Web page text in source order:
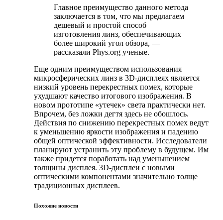
Главное преимущество данного метода
заключается в том, что мы предлагаем
дешевый и простой способ
изготовления линз, обеспечивающих
более широкий угол обзора, —
рассказали Phys.org ученые.
Еще одним преимуществом использования
микросферических линз в 3D-дисплеях является
низкий уровень перекрестных помех, которые
ухудшают качество итогового изображения. В
новом прототипе «утечек» света практически нет.
Впрочем, без ложки дегтя здесь не обошлось.
Действия по снижению перекрестных помех ведут
к уменьшению яркости изображения и падению
общей оптической эффективности. Исследователи
планируют устранить эту проблему в будущем. Им
также придется поработать над уменьшением
толщины дисплея. 3D-дисплеи с новыми
оптическими компонентами значительно толще
традиционных дисплеев.
Похожие новости